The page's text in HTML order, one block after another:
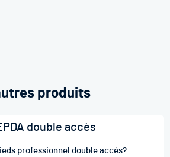
produits
double accès
professionnel double accès?